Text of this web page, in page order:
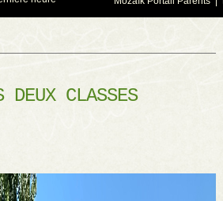
DEUX CLASSES